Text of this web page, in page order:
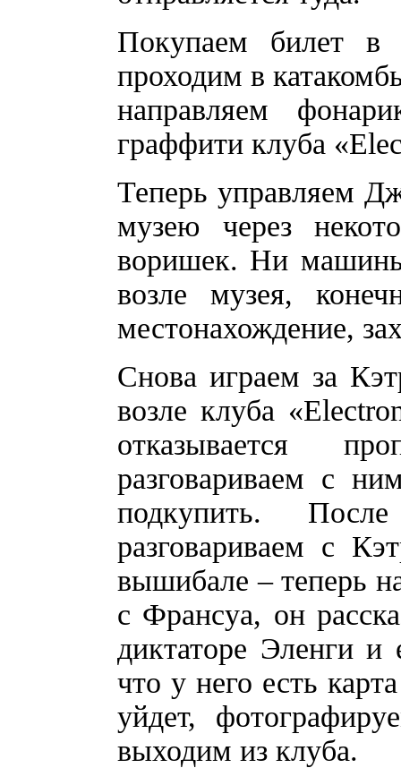
Покупаем билет в
проходим в
направляем
граффити клуба
Теперь управляем
музею через
воришек. Ни
возле музея,
местонахождение,
Снова играем за
возле клуба
отказывается
разговариваем с
подкупить.
разговариваем с
вышибале – теперь
с Франсуа, он
диктаторе Эленги
что у него есть
уйдет,
выходим из клуба.